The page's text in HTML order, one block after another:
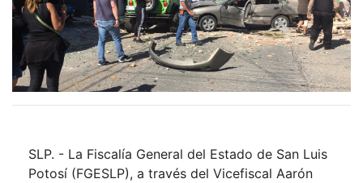
SLP. - La Fiscalía General del Estado de San Luis
Potosí (FGESLP), a través del Vicefiscal Aarón